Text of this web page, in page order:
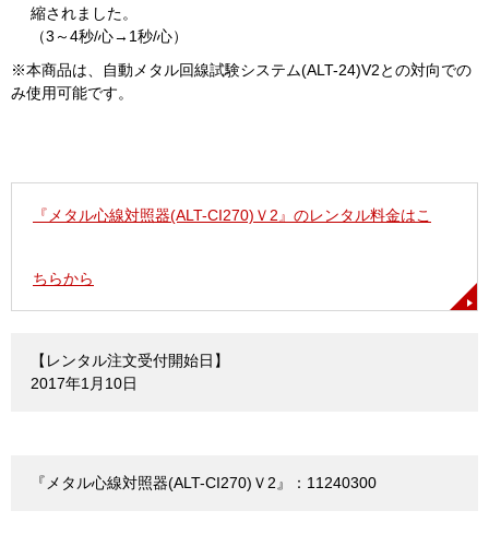
縮されました。
（3～4秒/心→1秒/心）
※本商品は、自動メタル回線試験システム(ALT-24)V2との対向での
み使用可能です。
『メタル心線対照器(ALT-CI270)Ｖ2』のレンタル料金はこ
ちらから
【レンタル注文受付開始日】
2017年1月10日
『メタル心線対照器(ALT-CI270)Ｖ2』：11240300